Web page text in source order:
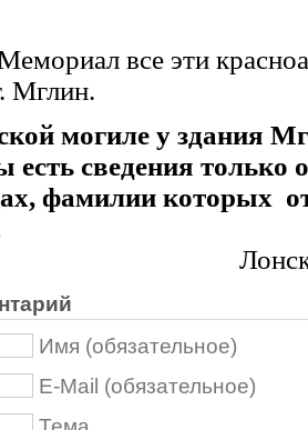
все эти
Мглин.
могиле у здания
есть сведения только
фамилии которых
Имя (обязательное)
E-Mail (обязательное)